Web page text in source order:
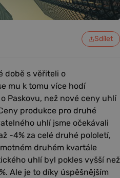
Sdílet
době s věřiteli o
mu k tomu více hodí
Paskovu, než nové ceny uhlí
produkce pro druhé
uhlí jsme očekávali
-4% za celé druhé pololetí,
druhém kvartále
uhlí byl pokles vyšší než
Ale je to díky úspěšnějším